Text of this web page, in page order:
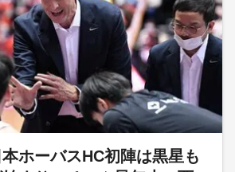
ホーバスHC初陣は黒星も